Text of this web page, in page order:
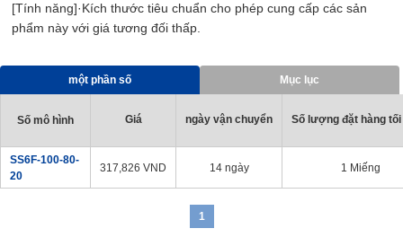
[Tính năng]·Kích thước tiêu chuẩn cho phép cung cấp các sản
phẩm này với giá tương đối thấp.
một phần số Mục lục
Số mô hình Giá ngày vận chuyển Số lượng đặt hàng
SS6F-100-80-
20
317,826 VND 14 ngày 1 Miếng
1